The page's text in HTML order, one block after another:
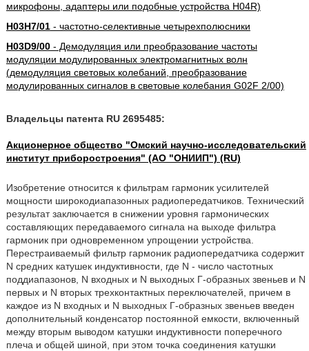
микрофоны, адаптеры или подобные устройства H04R)
H03H7/01- частотно-селективные четырехполюсники
H03D9/00- Демодуляция или преобразование частоты
модуляции модулированных электромагнитных волн
(демодуляция световых колебаний, преобразование
модулированных сигналов в световые колебания G02F 2/00)
Владельцы патента RU 2695485:
Акционерное общество "Омский научно-исследовательский
институт приборостроения" (АО "ОНИИП") (RU)
Изобретение относится к фильтрам гармоник усилителей
мощности широкодиапазонных радиопередатчиков. Технический
результат заключается в снижении уровня гармонических
составляющих передаваемого сигнала на выходе фильтра
гармоник при одновременном упрощении устройства.
Перестраиваемый фильтр гармоник радиопередатчика содержит
N средних катушек индуктивности, где N - число частотных
поддиапазонов, N входных и N выходных Г-образных звеньев и N
первых и N вторых трехконтактных переключателей, причем в
каждое из N входных и N выходных Г-образных звеньев введен
дополнительный конденсатор постоянной емкости, включенный
между вторым выводом катушки индуктивности поперечного
плеча и общей шиной, при этом точка соединения катушки